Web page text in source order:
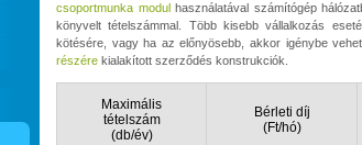
csoportmunka modulhasználatával számítógép
könyvelt tételszámmal. Több kisebb vállalkozás
kötésére, vagy ha az előnyösebb, akkor igénybe
részére kialakított szerződés konstrukciók.
Maximális
tételszám
(db/év)
Bérleti díj
(Ft/hó)